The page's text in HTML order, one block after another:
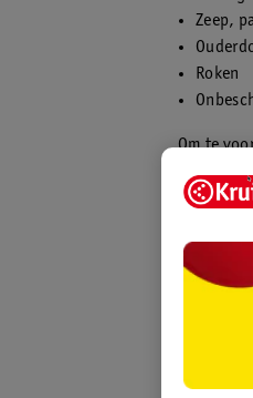
Zeep,
Roken
Om te
oorzaak
zorgen.
Wat
Een
hoe je